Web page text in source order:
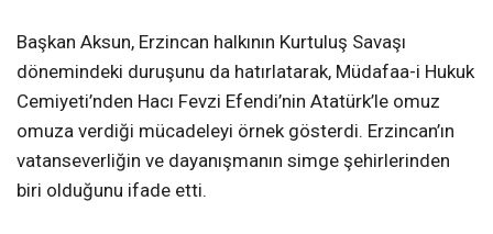
Başkan Aksun, Erzincan halkının Kurtuluş Savaşı
dönemindeki duruşunu da hatırlatarak, Müdafaa-i Hukuk
Cemiyeti’nden Hacı Fevzi Efendi’nin Atatürk’le omuz
omuza verdiği mücadeleyi örnek gösterdi. Erzincan’ın
vatanseverliğin ve dayanışmanın simge şehirlerinden
biri olduğunu ifade etti.